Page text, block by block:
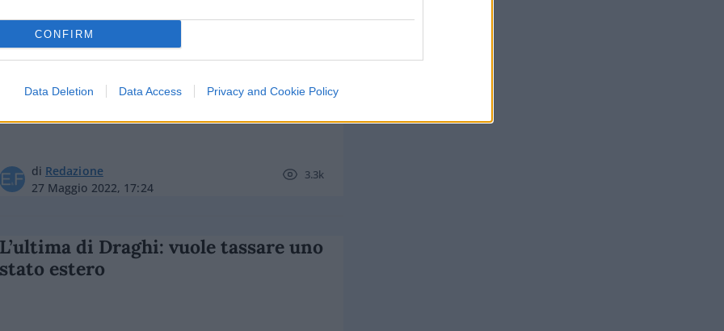
CONFIRM
Data Deletion Data Access Privacy and Cookie Policy
Bell – La telefonata con
Putin apre a dialoghi nuovi
di Redazione
27 Maggio 2022, 17:24
3.3k
L’ultima di Draghi: vuole tassare uno
stato estero